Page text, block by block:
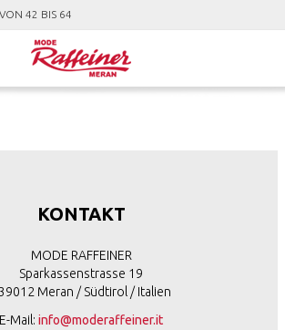
KONTAKT
MODE RAFFEINER
Sparkassenstrasse 19
Meran / Südtirol / Italien
E-Mail: info@moderaffeiner.it
42 BIS 64